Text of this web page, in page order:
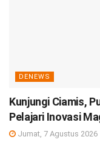
DENEWS
Kunjungi Ciamis,
Pelajari Inovasi
Jumat, 7 Agustus 2026